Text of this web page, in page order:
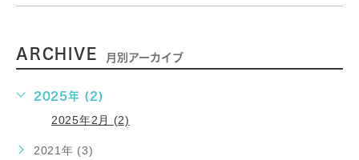
ARCHIVE 月別アーカイブ
2025年 (2)
2025年2月 (2)
2021年 (3)